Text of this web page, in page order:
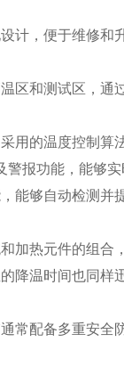
，便于维修和
和测试区，通过
的温度控制算
报功能，能够
够自动检测并提
热元件的组合
降温时间也同样迅
配备多重安全